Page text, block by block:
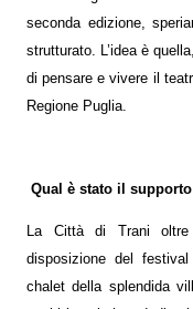
seconda edizione,
strutturato. L’idea è
di pensare e vivere il
Regione Puglia.
Qual è stato il
La Città di Trani oltre
disposizione del
chalet della splendida